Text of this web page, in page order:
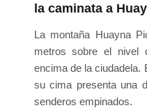
la caminata a
La montaña Huayna
metros sobre el nivel
encima de la ciudadela.
su cima presenta una
senderos empinados.